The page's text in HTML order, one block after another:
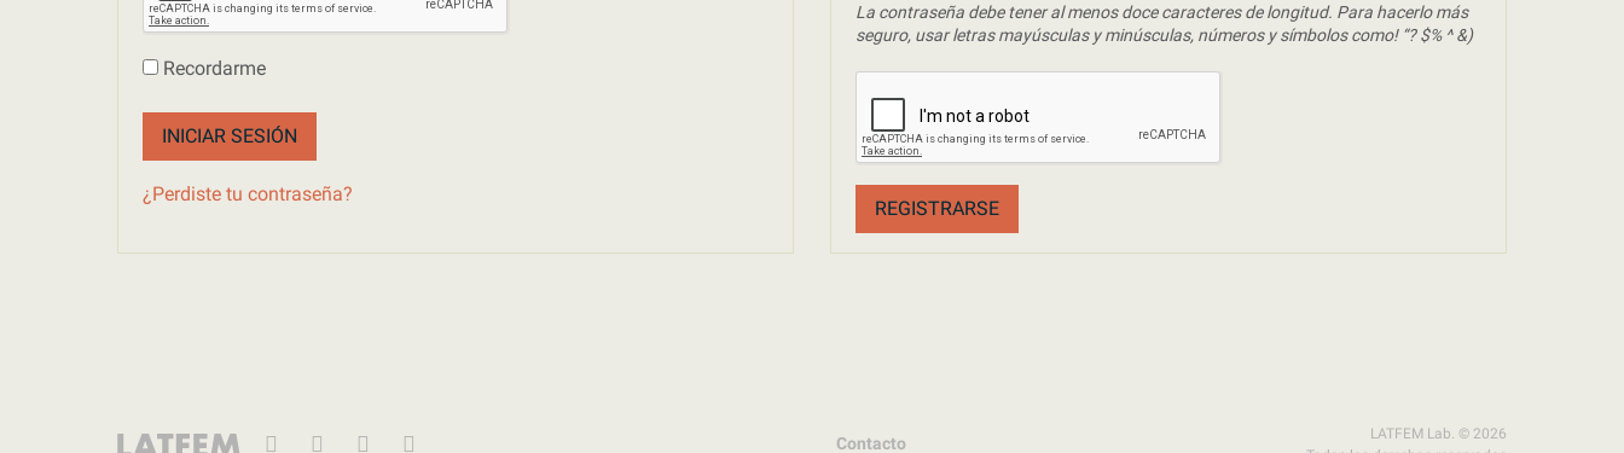
Recordarme
INICIAR SESIÓN
¿Perdiste tu contraseña?
La contraseña debe tener al menos doce caracteres de longitud. Para hacerlo más
seguro, usar letras mayúsculas y minúsculas, números y símbolos como! “? $% ^ &)
REGISTRARSE
Contacto
LATFEM Lab. © 2026